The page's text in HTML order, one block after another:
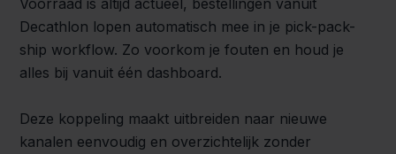
Decathlon lopen automatisch mee in je pick-pack-
ship workflow. Zo voorkom je fouten en houd je
alles bij vanuit één dashboard.
Deze koppeling maakt uitbreiden naar nieuwe
kanalen eenvoudig en overzichtelijk zonder